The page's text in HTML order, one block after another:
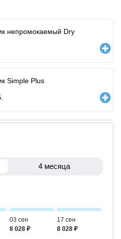
непромокаемый Dry
Simple Plus
4 месяца
03 сен
8 028 ₽
17 сен
8 028 ₽